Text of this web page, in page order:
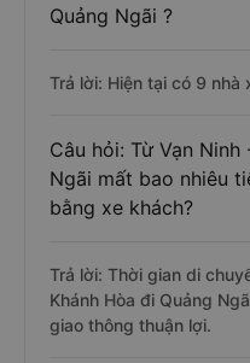
Quảng Ngãi ?
Trả lời: Hiện tại có 9
Câu hỏi: Từ Vạn
Ngãi mất bao nhiêu
bằng xe khách?
Trả lời: Thời gian di
Khánh Hòa đi Quảng
giao thông thuận lợi.